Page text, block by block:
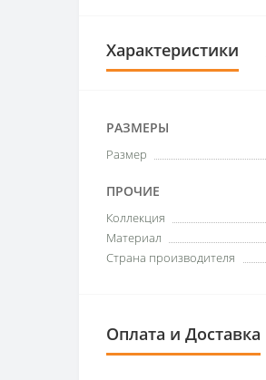
Характеристики
РАЗМЕРЫ
Размер
ПРОЧИЕ
Коллекция
Материал
Страна производителя
Оплата и Доставка